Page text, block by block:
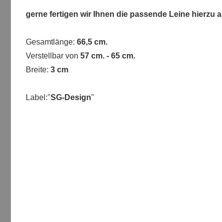
gerne fertigen wir Ihnen die passende Leine hierzu
Gesamtlänge: 66,5 cm.
Verstellbar von 57 cm. - 65 cm.
Breite: 3 cm
Label:"SG-Design"